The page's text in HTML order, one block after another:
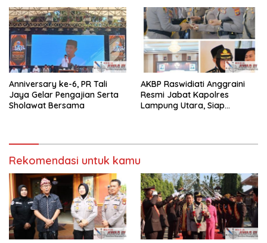
Anniversary ke-6, PR Tali
Jaya Gelar Pengajian Serta
Sholawat Bersama
AKBP Raswidiati Anggraini
Resmi Jabat Kapolres
Lampung Utara, Siap
Rekomendasi untuk kamu